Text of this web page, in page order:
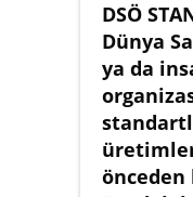
DSÖ
Dünya
ya da